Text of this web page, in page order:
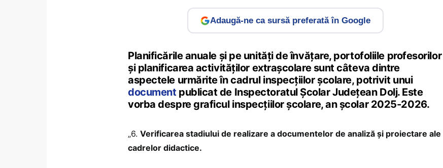
Adaugă-ne ca sursă preferată în Google
Planificările anuale și pe unități de învățare, portofoliile profesorilor
și planificarea activităților extrașcolare sunt câteva dintre
aspectele urmărite în cadrul inspecțiilor școlare, potrivit unui
document publicat de Inspectoratul Școlar Județean Dolj. Este
vorba despre graficul inspecțiilor școlare, an școlar 2025-2026.
„6. Verificarea stadiului de realizare a documentelor de analiză și proiectare ale
cadrelor didactice.